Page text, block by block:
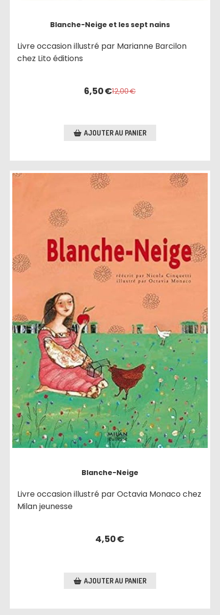
Blanche-Neige et les sept nains
Livre occasion illustré par Marianne Barcilon
chez Lito éditions
6,50€12,00€
AJOUTER AU PANIER
Blanche-Neige
Livre occasion illustré par Octavia Monaco chez
Milan jeunesse
4,50€
AJOUTER AU PANIER